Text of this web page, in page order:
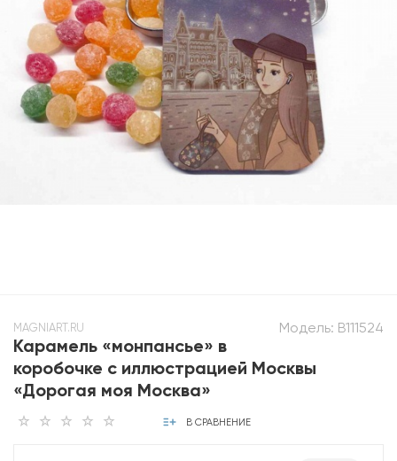
Модель: B111524
MAGNIART.RU
Карамель «монпансье» в
коробочке с иллюстрацией Москвы
«Дорогая моя Москва»
В СРАВНЕНИЕ